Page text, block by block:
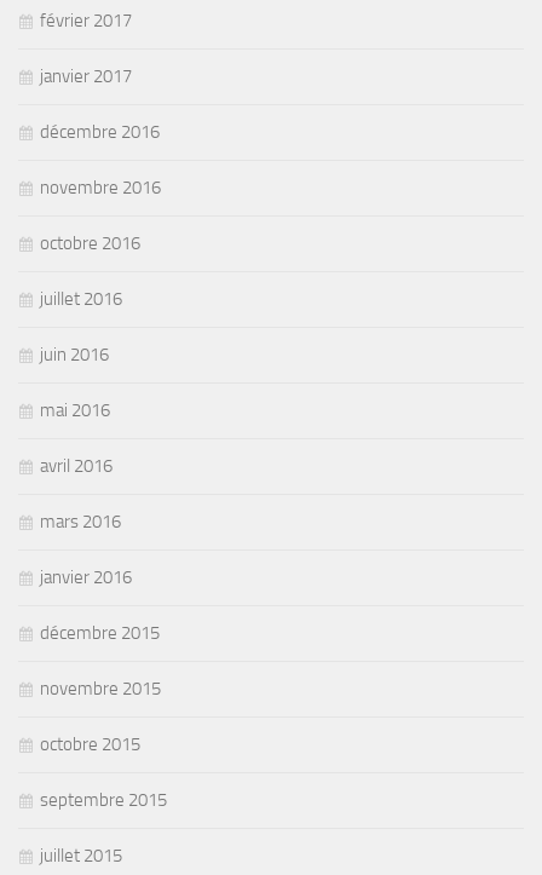
février 2017
janvier 2017
décembre 2016
novembre 2016
octobre 2016
juillet 2016
juin 2016
mai 2016
avril 2016
mars 2016
janvier 2016
décembre 2015
novembre 2015
octobre 2015
septembre 2015
juillet 2015